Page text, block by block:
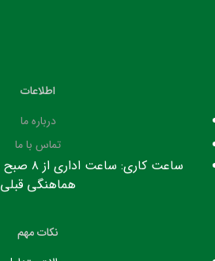
اطلاعات
درباره ما
تماس با ما
هماهنگی قبلی
نکات مهم